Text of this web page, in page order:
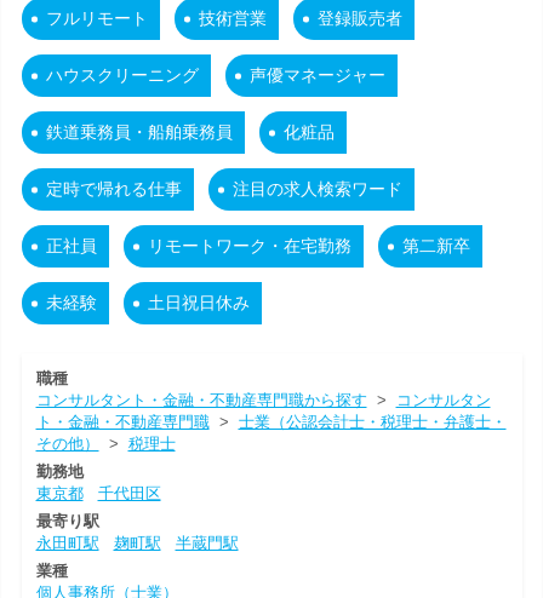
フルリモート 技術営業 登録販売者
ハウスクリーニング 声優マネージャー
鉄道乗務員・船舶乗務員 化粧品
定時で帰れる仕事 注目の求人検索ワード
正社員 リモートワーク・在宅勤務 第二新卒
未経験 土日祝日休み
職種
コンサルタント・金融・不動産専門職から探す >
コンサルタン
ト・金融・不動産専門職> 士業（公認会計士・税理士・弁護士・
その他）
> 税理士
勤務地
東京都
千代田区
最寄り駅
永田町駅
麹町駅
半蔵門駅
業種
個人事務所（士業）